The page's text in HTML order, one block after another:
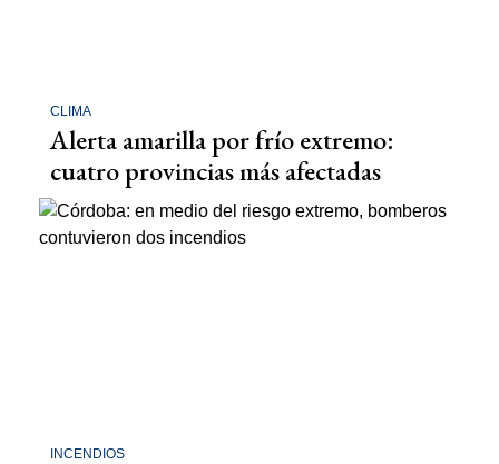
CLIMA
Alerta amarilla por frío extremo:
cuatro provincias más afectadas
INCENDIOS